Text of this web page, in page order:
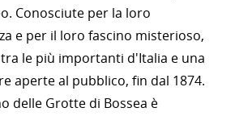
Conosciute per la loro
e per il loro fascino misterioso,
le più importanti d'Italia e una
aperte al pubblico, fin dal 1874.
delle Grotte di Bossea è